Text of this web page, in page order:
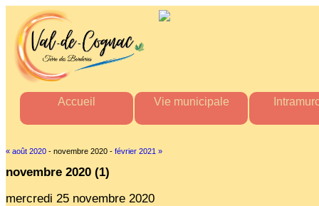
Accueil
Agglo
Vie municipale
Charte commune nouvelle
Comptes rendus et
« août 2020 - novembre 2020 - février 2021 »
novembre 2020 (1)
mercredi 25 novembre 2020